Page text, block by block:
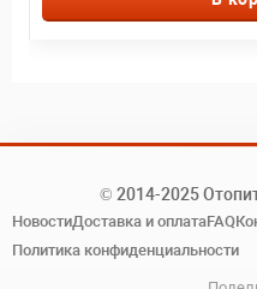
© 2014-2025
НовостиДоставка и оплатаFAQ
Политика конфиденциальности